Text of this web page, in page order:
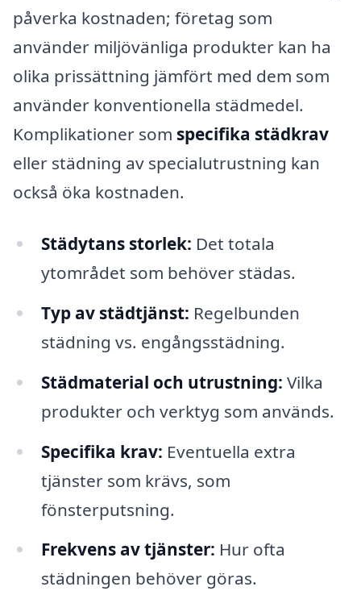
påverka kostnaden; företag som
använder miljövänliga produkter kan ha
olika prissättning jämfört med dem som
använder konventionella städmedel.
Komplikationer som specifika städkrav
eller städning av specialutrustning kan
också öka kostnaden.
Städytans storlek: Det totala
ytområdet som behöver städas.
Typ av städtjänst: Regelbunden
städning vs. engångsstädning.
Städmaterial och utrustning: Vilka
produkter och verktyg som används.
Specifika krav: Eventuella extra
tjänster som krävs, som
fönsterputsning.
Frekvens av tjänster: Hur ofta
städningen behöver göras.